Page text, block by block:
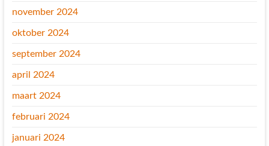
november 2024
oktober 2024
september 2024
april 2024
maart 2024
februari 2024
januari 2024